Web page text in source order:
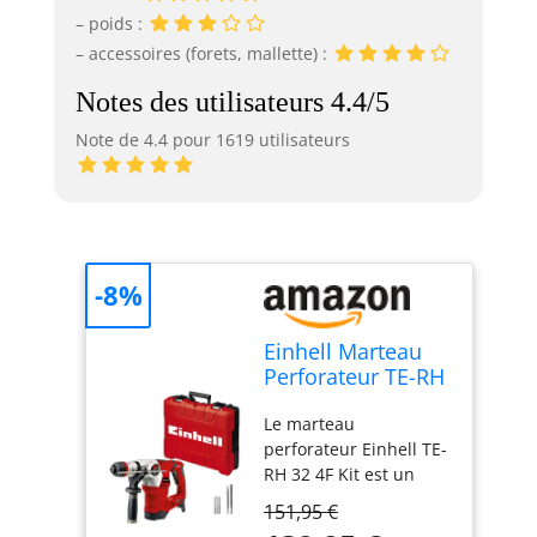
– poids :
– accessoires (forets, mallette) :
Notes des utilisateurs 4.4/5
Note de 4.4 pour 1619 utilisateurs
Einhell Marteau
Perforateur TE-RH
5J, SDS-Plus, avec
3 forets: burins
pointus et plat)
Le marteau
perforateur Einhell TE-
RH 32 4F Kit est un
W avec quatre
151,95 €
-8%